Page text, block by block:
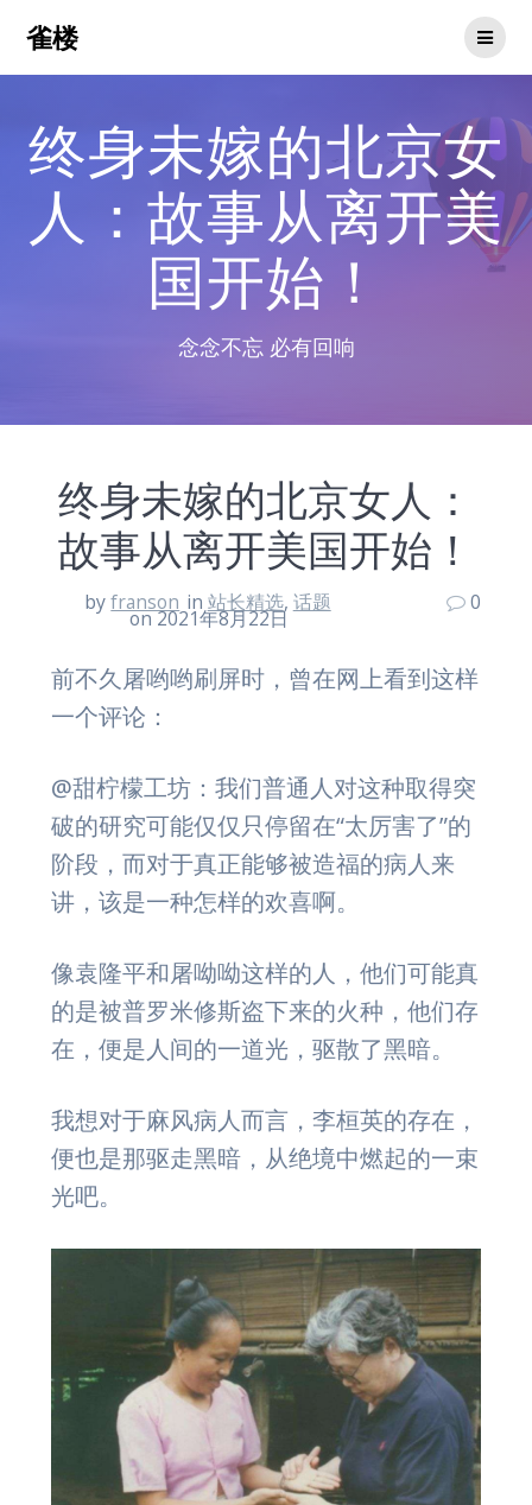
雀楼
终身未嫁的北京女
人：故事从离开美
国开始！
念念不忘 必有回响
终身未嫁的北京女人：
故事从离开美国开始！
byfranson in 站长精选, 话题
on 2021年8月22日
0
前不久屠哟哟刷屏时，曾在网上看到这样
一个评论：
@甜柠檬工坊：我们普通人对这种取得突
破的研究可能仅仅只停留在“太厉害了”的
阶段，而对于真正能够被造福的病人来
讲，该是一种怎样的欢喜啊。
像袁隆平和屠呦呦这样的人，他们可能真
的是被普罗米修斯盗下来的火种，他们存
在，便是人间的一道光，驱散了黑暗。
我想对于麻风病人而言，李桓英的存在，
便也是那驱走黑暗，从绝境中燃起的一束
光吧。